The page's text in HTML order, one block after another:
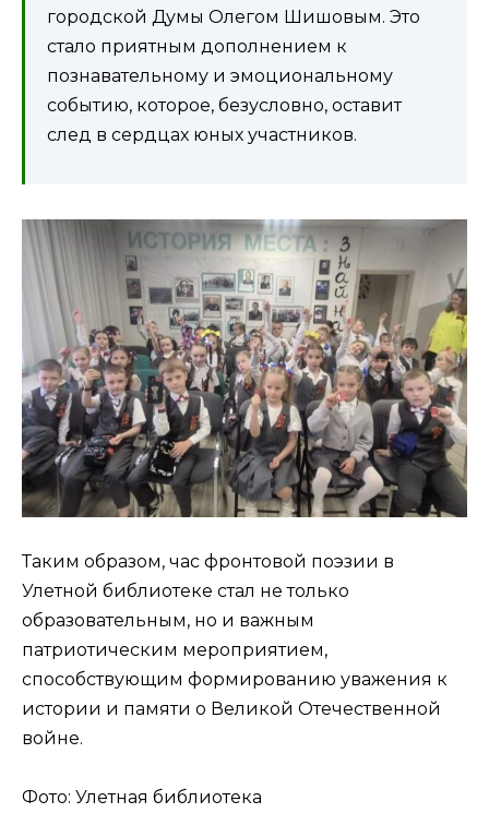
городской Думы Олегом Шишовым. Это
стало приятным дополнением к
познавательному и эмоциональному
событию, которое, безусловно, оставит
след в сердцах юных участников.
Таким образом, час фронтовой поэзии в
Улетной библиотеке стал не только
образовательным, но и важным
патриотическим мероприятием,
способствующим формированию уважения к
истории и памяти о Великой Отечественной
войне.
Фото: Улетная библиотека